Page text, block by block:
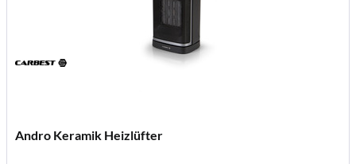
Andro Keramik Heizlüfter